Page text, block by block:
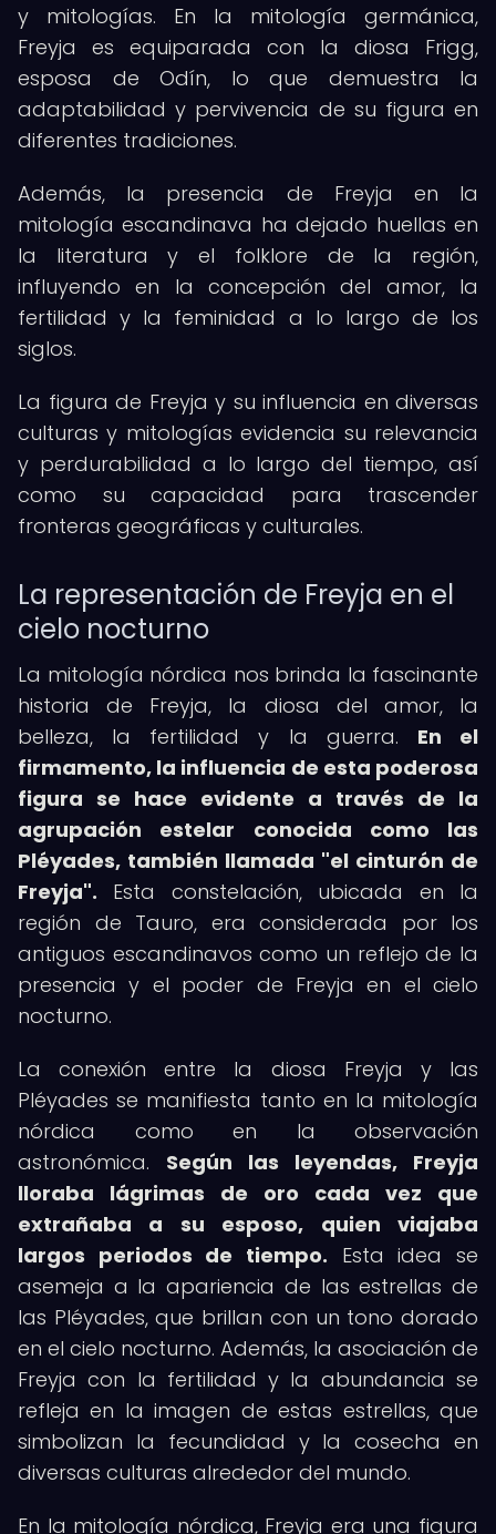
y mitologías. En la mitología germánica,
Freyja es equiparada con la diosa Frigg,
esposa de Odín, lo que demuestra la
adaptabilidad y pervivencia de su figura en
diferentes tradiciones.
Además, la presencia de Freyja en la
mitología escandinava ha dejado huellas en
la literatura y el folklore de la región,
influyendo en la concepción del amor, la
fertilidad y la feminidad a lo largo de los
siglos.
La figura de Freyja y su influencia en diversas
culturas y mitologías evidencia su relevancia
y perdurabilidad a lo largo del tiempo, así
como su capacidad para trascender
fronteras geográficas y culturales.
La representación de Freyja en el
cielo nocturno
La mitología nórdica nos brinda la fascinante
historia de Freyja, la diosa del amor, la
belleza, la fertilidad y la guerra. En el
firmamento, la influencia de esta poderosa
figura se hace evidente a través de la
agrupación estelar conocida como las
Pléyades, también llamada "el cinturón de
Freyja". Esta constelación, ubicada en la
región de Tauro, era considerada por los
antiguos escandinavos como un reflejo de la
presencia y el poder de Freyja en el cielo
nocturno.
La conexión entre la diosa Freyja y las
Pléyades se manifiesta tanto en la mitología
nórdica como en la observación
astronómica. Según las leyendas, Freyja
lloraba lágrimas de oro cada vez que
extrañaba a su esposo, quien viajaba
largos periodos de tiempo. Esta idea se
asemeja a la apariencia de las estrellas de
las Pléyades, que brillan con un tono dorado
en el cielo nocturno. Además, la asociación de
Freyja con la fertilidad y la abundancia se
refleja en la imagen de estas estrellas, que
simbolizan la fecundidad y la cosecha en
diversas culturas alrededor del mundo.
En la mitología nórdica, Freyja era una figura